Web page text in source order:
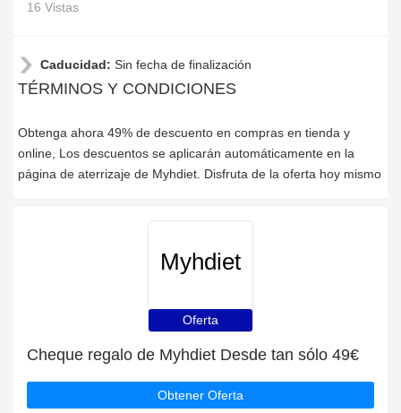
16 Vistas
Caducidad: Sin fecha de finalización
TÉRMINOS Y CONDICIONES
Obtenga ahora 49% de descuento en compras en tienda y
online, Los descuentos se aplicarán automáticamente en la
página de aterrizaje de Myhdiet. Disfruta de la oferta hoy mismo
Myhdiet
Oferta
Cheque regalo de Myhdiet Desde tan sólo 49€
Obtener Oferta